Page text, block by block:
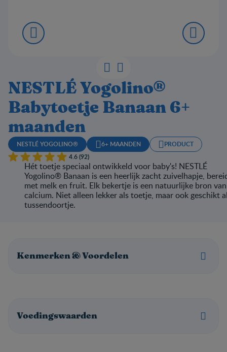
NESTLÉ Yogolino®
Babytoetje Banaan 6+
maanden
NESTLÉ YOGOLINO® 6+ MAANDEN
PRODUCT
4.6 (92)
Hét toetje speciaal ontwikkeld voor baby's! NESTLÉ
Yogolino® Banaan is een heerlijk zacht zuivelhapje,
met melk en fruit. Elk bekertje is een natuurlijke bron van
calcium. Niet alleen lekker als toetje, maar ook geschikt
tussendoortje.
Kenmerken & Voordelen
Voedingswaarden